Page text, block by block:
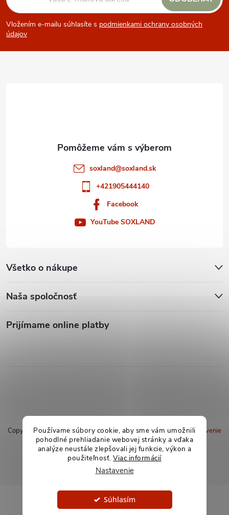
Používame súbory cookie, aby sme vám umožnili
pohodlné prehliadanie webovej stránky a vďaka
analýze neustále zlepšovali jej funkcie, výkon a
použiteľnosť.Viac informácií
Nastavenie
Súhlasím
á
p
Vložením e-mailu súhlasíte s podmienkami ochrany osobných
údajov
soxland@soxland.sk
+421905444140
Facebook
YouTube SOXLAND
Všetko o nákupe
Naša spoločnosť
Prijímame online platby
Vytvoril Shoptet
Copyright 2026soxland.sk. Všetky práva vyhradené. Upraviť nastavenie
cookies